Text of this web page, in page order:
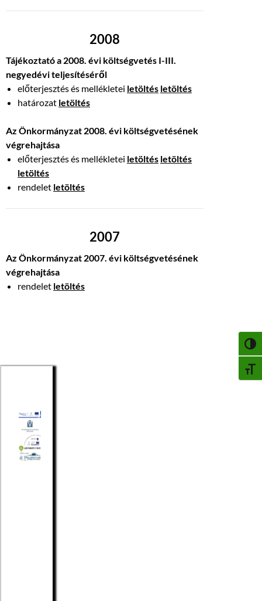
2008
Tájékoztató a 2008. évi költségvetés I-III.
negyedévi teljesítéséről
előterjesztés és mellékletei letöltés letöltés
határozat letöltés
Az Önkormányzat 2008. évi költségvetésének
végrehajtása
előterjesztés és mellékletei letöltés letöltés
letöltés
rendelet letöltés
2007
Az Önkormányzat 2007. évi költségvetésének
végrehajtása
rendelet letöltés